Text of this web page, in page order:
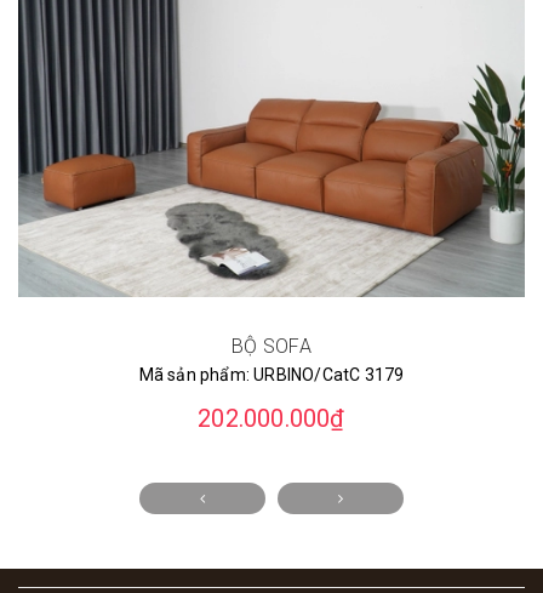
BỘ SOFA
Mã sản phẩm:URBINO/CatC 3179
202.000.000₫